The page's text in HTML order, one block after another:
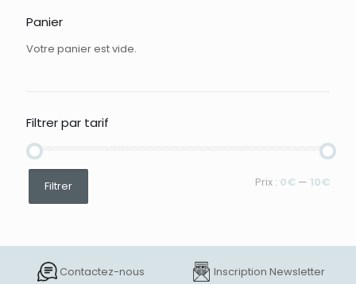
Panier
Votre panier est vide.
Filtrer par tarif
Prix
min
Prix
maxFiltrer Prix : 0€ — 10€
Contactez-nous
Inscription Newsletter